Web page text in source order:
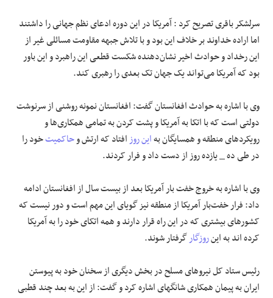
سرلشکر باقری تصریح کرد : آمریکا در این دوره ادعای نظم جهانی را داشتند
اما اراده خداوند بر خلاف این بود و با تلاش جبهه مقاومت مسائلی غیر از
این رخداد و حوادث اخیر نشان‌دهنده شکست قطعی این راهبرد و این باور
بود که آمریکا می‌تواند یک جهان تک بعدی را رهبری کند.
وی با اشاره به حوادث افغانستان گفت: افغانستان نمونه روشنی از سرنوشت
دولتی است که با اتکا به آمریکا و پشت کردن به تمامی همکاری‌ها و
رویکردهای منطقه و همسایگان بهاین روزافتاد که ارتش وحاکمیتخود را
در طی ده _ یازده روز از دست داد و فرار کردند.
وی با اشاره به خروج خفت بار آمریکا بعد از بیست سال از افغانستان ادامه
داد: فرار خفت‌بار آمریکا از منطقه نیز گویای این مهم است و دور نیست که
کشورهای بیشتری که در این راه قرار دارند و همه اتکای خود را به آمریکا
کرده اند به اینروزگارگرفتار شوند.
رئیس ستاد کل نیروهای مسلح در بخش دیگری از سخنان خود به پیوستن
ایران به پیمان همکاری شانگهای اشاره کرد و گفت: از این به بعد چند قطبی